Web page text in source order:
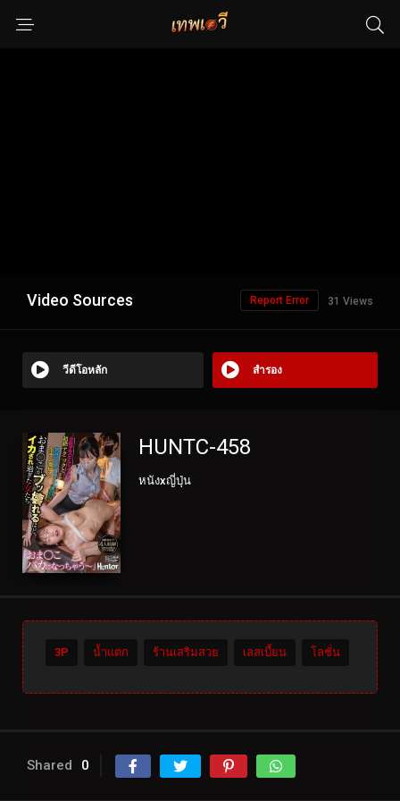
Video Sources 31 Views
Report Error
วีดีโอหลัก สำรอง
HUNTC-458
หนังxญี่ปุ่น
3P น้ำแตก ร้านเสริมสวย เลสเบี้ยน โลชั่น
Shared 0